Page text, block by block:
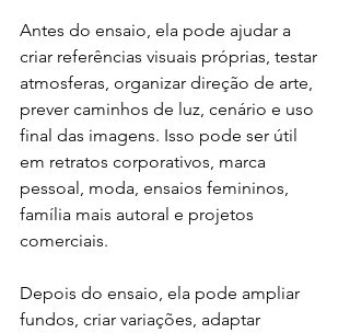
Antes do ensaio, ela pode ajudar a
criar referências visuais próprias, testar
atmosferas, organizar direção de arte,
prever caminhos de luz, cenário e uso
final das imagens. Isso pode ser útil
em retratos corporativos, marca
pessoal, moda, ensaios femininos,
família mais autoral e projetos
comerciais.
Depois do ensaio, ela pode ampliar
fundos, criar variações, adaptar